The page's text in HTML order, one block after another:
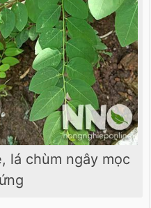
lá chùm ngây mọc